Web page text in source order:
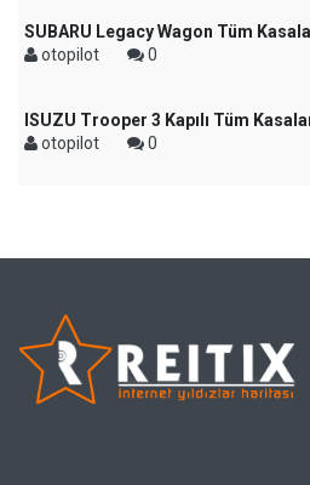
SUBARU Legacy Wagon Tüm
otopilot
0
ISUZU Trooper 3 Kapılı Tüm
otopilot
0